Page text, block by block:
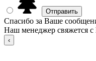
Спасибо за Ваше
Наш менеджер свяжется